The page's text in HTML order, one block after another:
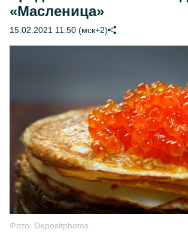
«Масленица»
15.02.2021 11:50 (мск+2)
Фото: Depositphotos